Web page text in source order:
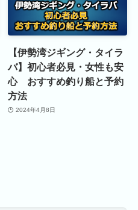
【伊勢湾ジギング・タイラ
バ】初心者必見・女性も安
心 おすすめ釣り船と予約
方法
2024年4月8日